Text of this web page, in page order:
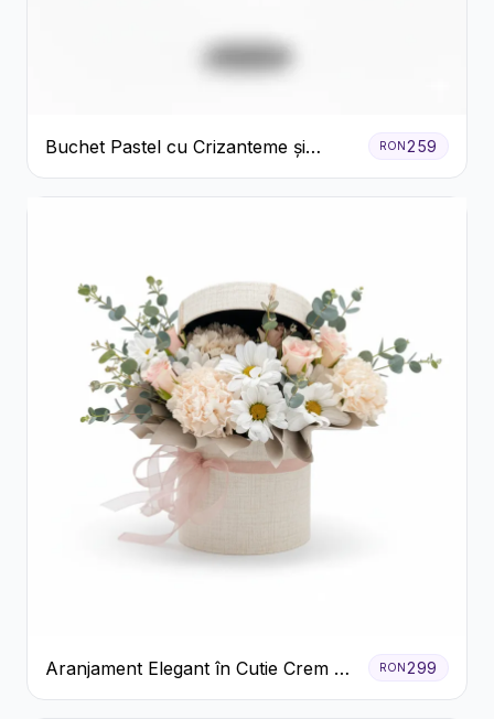
Buchet Pastel cu Crizanteme și
Garoafe
RON259
Aranjament Elegant în Cutie Crem cu
Crizanteme și Trandafiri
RON299